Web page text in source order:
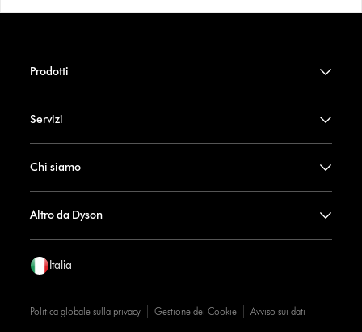
Prodotti
Servizi
Chi siamo
Altro da Dyson
Italia
Politica globale sulla privacy Gestione dei Cookie Avviso sui dati